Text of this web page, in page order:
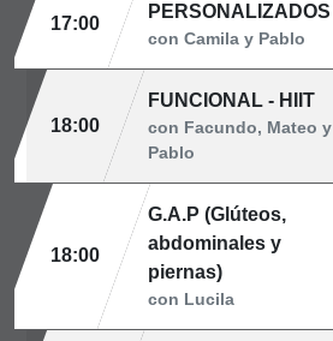
17:00
PERSONALIZADOS
con Camila y Pablo
18:00
FUNCIONAL - HIIT
con Facundo, Mateo y
Pablo
18:00
G.A.P (Glúteos,
abdominales y
piernas)
con Lucila